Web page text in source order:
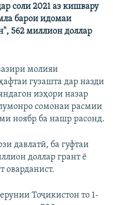
соли 2021 аз кишвару
барои идомаи
562 миллион доллар
молияи
гузашта дар назди
изҳори назар
сомонаи расмии
ноябр ба нашр расонд.
давлатӣ, ба гуфтаи
доллар грант ё
оварданист.
Тоҷикистон то 1-